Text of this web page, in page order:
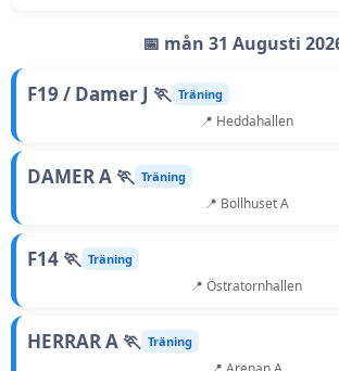
📅 mån 31 Augusti
F19 / Damer J 🏃 Träning
📍 Heddahallen
DAMER A 🏃 Träning
📍 Bollhuset A
F14 🏃 Träning
📍 Östratornhallen
HERRAR A 🏃 Träning